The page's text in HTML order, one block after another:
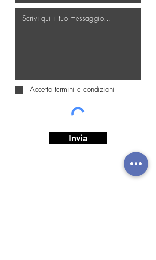
Accetto termini e condizioni
Invia